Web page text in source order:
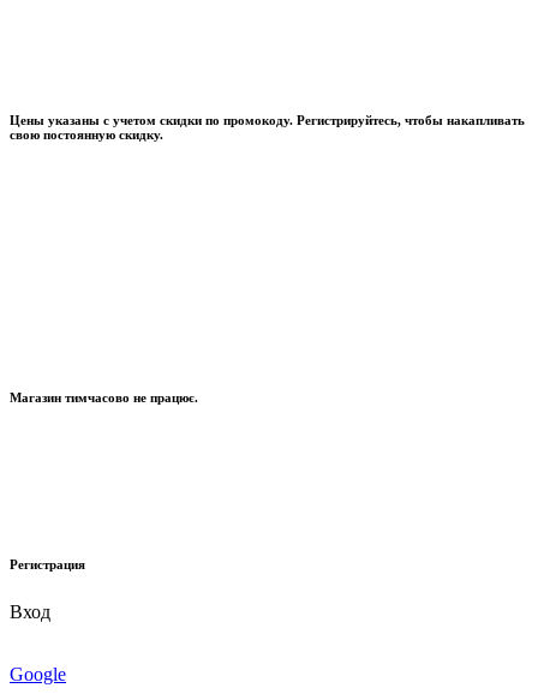
Цены указаны с учетом скидки по промокоду. Регистрируйтесь, чтобы накапливать
свою постоянную скидку.
Магазин тимчасово не працює.
Регистрация
Вход
Google